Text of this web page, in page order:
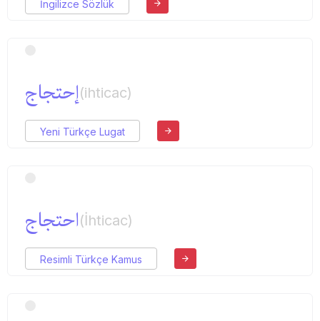
İngilizce Sözlük
إحتجاج(ihticac)
Yeni Türkçe Lugat
احتجاج(İhticac)
Resimli Türkçe Kamus